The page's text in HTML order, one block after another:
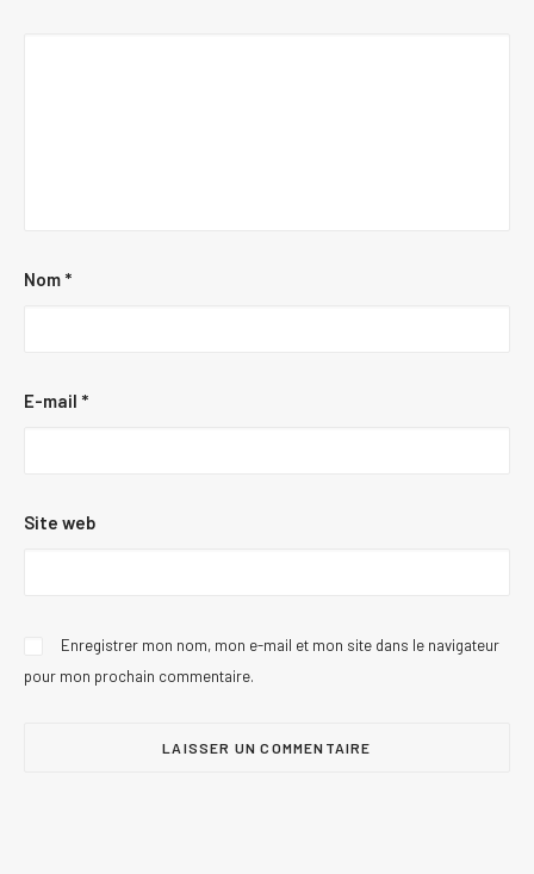
Nom *
E-mail *
Site web
Enregistrer mon nom, mon e-mail et mon site dans le navigateur
pour mon prochain commentaire.